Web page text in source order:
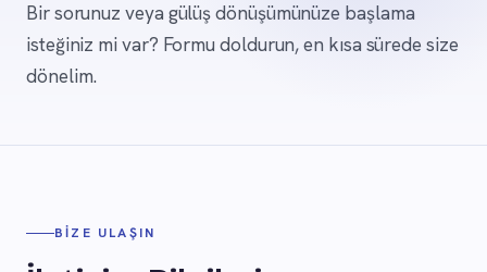
Bir sorunuz veya gülüş dönüşümünüze başlama
isteğiniz mi var? Formu doldurun, en kısa sürede size
dönelim.
BIZE ULAŞIN